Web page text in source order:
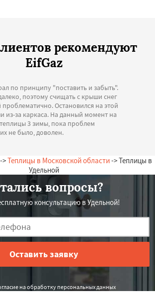
рекомендуют
EifGaz
по принципу "поставить и забыть".
поэтому счищать с крыши снег
проблематично. Остановился на этой
из-за каркаса. На данный момент на
3 зимы, пока проблем
не было, доволен.
->Теплицы в Московской области-> Теплицы в
Удельной
вопросы?
консультацию в Удельной!
на обработку персональных данных